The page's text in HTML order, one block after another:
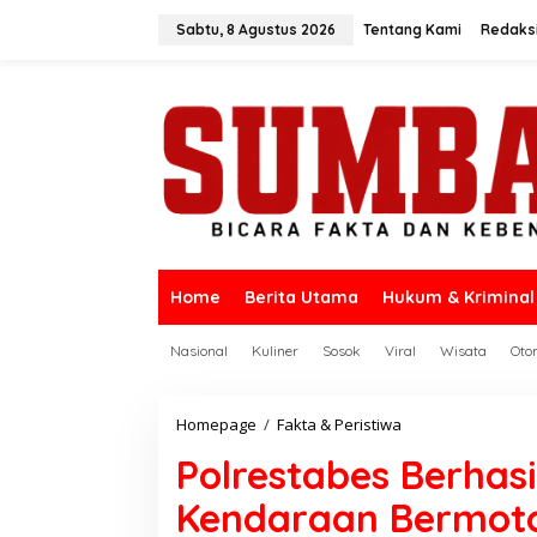
Sabtu, 8 Agustus 2026 Tentang Kami
Home Berita Utama Hukum & Kriminal
Nasional Kuliner Sosok Viral Wisata
Homepage / Fakta & Peristiwa
l
r
e
s
Polrestabes
Kendaraan